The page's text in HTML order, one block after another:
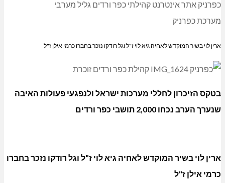
Link
Share
כפרניק אתר אינטרנט קהילתי כפר ורדים גליל מערבי
מערכת כפרניק
ארין לוי בשיר המוקדש לאחיה גיא לוי ז"ל וגל רודקו נזכר בחברו כרמי אילן ז"ל
בטקס הזיכרון לחללי מערכות ישראל ולנפגעי פעולות האיבה
שנערך הערב נכחו 2,000 תושבי כפר ורדים
ארין לוי בשיר המוקדש לאחיה גיא לוי ז"ל וגל רודקו נזכר בחברו
כרמי אילן ז"ל